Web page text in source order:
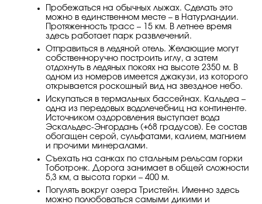
Пробежаться на обычных лыжах. Сделать это
можно в единственном месте – в Натурландии.
Протяженность трасс – 15 км. В летнее время
здесь работает парк развлечений.
Отправиться в ледяной отель. Желающие могут
собственноручно построить иглу, а затем
отдохнуть в ледяных покоях на высоте 2350 м. В
одном из номеров имеется джакузи, из которого
открывается роскошный вид на звездное небо.
Искупаться в термальных бассейнах. Кальдеа –
одна из передовых водолечебниц на континенте.
Источником оздоровления выступает вода
Эскальдес-Энгордань (+68 градусов). Ее состав
обогащен серой, сульфатами, калием, магнием
и прочими минералами.
Съехать на санках по стальным рельсам горки
Тоботронк. Дорога занимает в общей сложности
5,3 км, а высота горки – 400 м.
Погулять вокруг озера Тристейн. Именно здесь
можно полюбоваться самыми дикими и